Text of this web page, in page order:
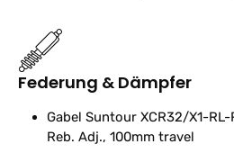
Federung & Dämpfer
Gabel Suntour XCR32/X1-
Reb. Adj., 100mm travel